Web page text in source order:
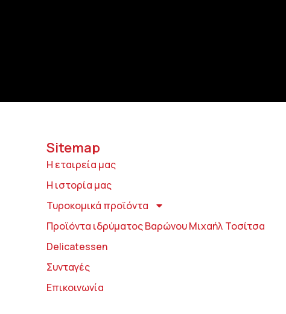
Sitemap
Η εταιρεία μας
Η ιστορία μας
Τυροκομικά προϊόντα
Προϊόντα ιδρύματος Βαρώνου Μιχαήλ Τοσίτσα
Delicatessen
Συνταγές
Επικοινωνία